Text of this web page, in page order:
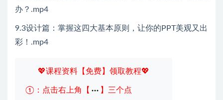
办？.mp4
9.3设计篇：掌握这四大基本原则，让你的PPT美观又出
彩！.mp4
💖课程资料【免费】领取教程💖
①：点击右上角【 】三个点